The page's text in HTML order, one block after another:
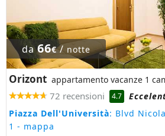
da66€/ notte
Orizont appartamento vacanze 1
72 recensioni 4.7
Piazza Dell'Università: Blvd
1 - mappa